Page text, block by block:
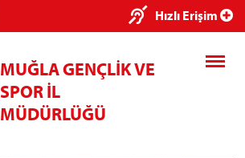
Hızlı Erişim
MUĞLA GENÇLİK VE
SPOR İL
MÜDÜRLÜĞÜ
×